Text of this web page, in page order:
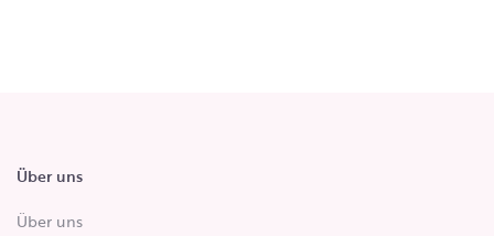
Über uns
Über uns